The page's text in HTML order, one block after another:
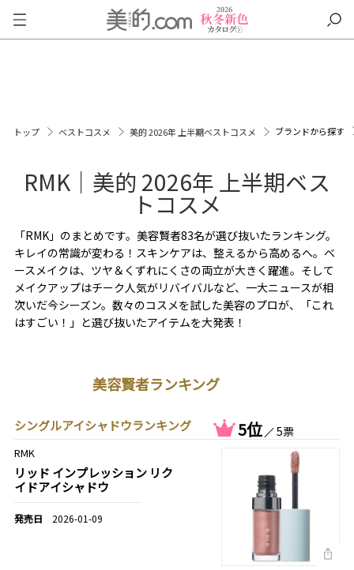
トップ ベストコスメ 美的 2026年 上半期ベストコスメ ブランドから探す
RMK｜美的 2026年 上半期ベス
トコスメ
「RMK」のまとめです。美容賢者83名が選び抜いたランキング。
キレイの常識が変わる！スキンケアは、整えるから高めるへ。ベ
ースメイクは、ツヤ＆くずれにくさの両立が大きく躍進。そして
メイクアップはチーク人気がリバイバルなど、一大ニュースが相
次いだ今シーズン。数々のコスメを試した美容のプロが、「これ
はすごい！」と選び抜いたアイテムを大発表！
美容賢者ランキング
シングルアイシャドウランキング 5位 5票
RMK
リッド インプレッション リク
イドアイシャドウ
2026-01-09